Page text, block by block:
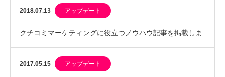
キャンペーン」9月30日まで開催中
2018.07.13 アップデート
クチコミマーケティングに役立つノウハウ記事を掲載しま
した。
2017.05.15 アップデート